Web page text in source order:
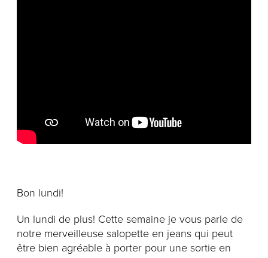
Politique de confidentialité
Bon lundi!
Un lundi de plus! Cette semaine je vous parle de
notre merveilleuse salopette en jeans qui peut
être bien agréable à porter pour une sortie en